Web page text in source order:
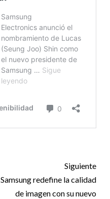
Siguiente
Samsung redefine la calidad
de imagen con su nuevo